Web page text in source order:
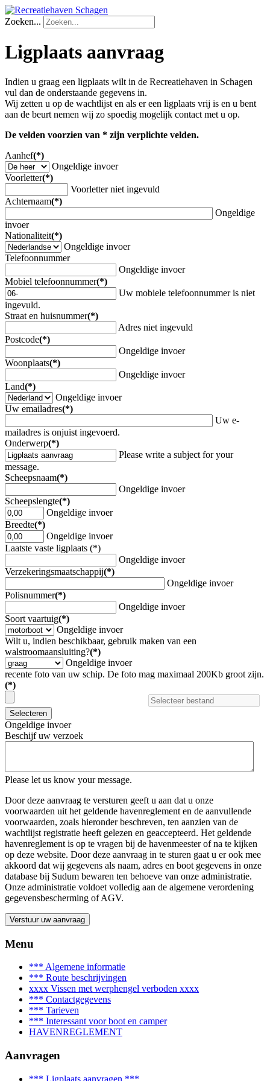
Zoeken...
Ligplaats aanvraag
Indien u graag een ligplaats wilt in de Recreatiehaven in Schagen
vul dan de onderstaande gegevens in.
Wij zetten u op de wachtlijst en als er een ligplaats vrij is en u bent
aan de beurt nemen wij zo spoedig mogelijk contact met u op.
De velden voorzien van * zijn verplichte velden.
Aanhef(*)
Ongeldige invoer
Voorletter(*)
Voorletter niet ingevuld
Achternaam(*)
Ongeldige
invoer
Nationaliteit(*)
Ongeldige invoer
Telefoonnummer
Ongeldige invoer
Mobiel telefoonnummer(*)
Uw mobiele telefoonnummer is niet
ingevuld.
Straat en huisnummer(*)
Adres niet ingevuld
Postcode(*)
Ongeldige invoer
Woonplaats(*)
Ongeldige invoer
Land(*)
Ongeldige invoer
Uw emailadres(*)
Uw e-
mailadres is onjuist ingevoerd.
Onderwerp(*)
Please write a subject for your
message.
Scheepsnaam(*)
Ongeldige invoer
Scheepslengte(*)
Ongeldige invoer
Breedte(*)
Ongeldige invoer
Laatste vaste ligplaats (*)
Ongeldige invoer
Verzekeringsmaatschappij(*)
Ongeldige invoer
Polisnummer(*)
Ongeldige invoer
Soort vaartuig(*)
Ongeldige invoer
Wilt u, indien beschikbaar, gebruik maken van een
walstroomaansluiting?(*)
Ongeldige invoer
recente foto van uw schip. De foto mag maximaal 200Kb groot zijn.
(*)
Selecteren
Ongeldige invoer
Beschijf uw verzoek
Please let us know your message.
Door deze aanvraag te versturen geeft u aan dat u onze
voorwaarden uit het geldende havenreglement en de aanvullende
voorwaarden, zoals hieronder beschreven, ten aanzien van de
wachtlijst registratie heeft gelezen en geaccepteerd. Het geldende
havenreglement is op te vragen bij de havenmeester of na te kijken
op deze website. Door deze aanvraag in te sturen gaat u er ook mee
akkoord dat wij gegevens als naam, adres en boot gegevens in onze
database bij Sudum bewaren ten behoeve van onze administratie.
Onze administratie voldoet volledig aan de algemene verordening
gegevensbescherming of AGV.
Verstuur uw aanvraag
Menu
*** Algemene informatie
*** Route beschrijvingen
xxxx Vissen met werphengel verboden xxxx
*** Contactgegevens
*** Tarieven
*** Interessant voor boot en camper
HAVENREGLEMENT
Aanvragen
*** Ligplaats aanvragen ***